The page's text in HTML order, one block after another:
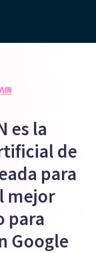
es la
de
para
mejor
para
Google